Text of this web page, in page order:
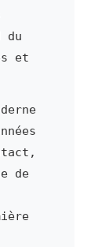
du
et
de